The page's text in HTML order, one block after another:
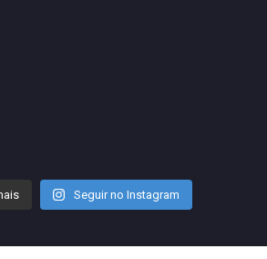
Seguir no Instagram